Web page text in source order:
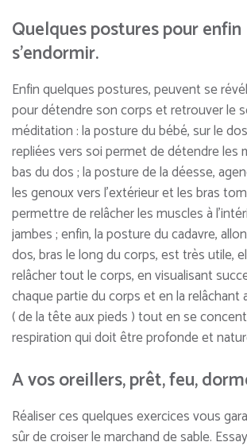
Quelques postures pour enfin
s’endormir.
Enfin quelques postures, peuvent se
pour détendre son corps et retrouver le
méditation : la posture du bébé, sur le
repliées vers soi permet de détendre les
bas du dos ; la posture de la déesse,
les genoux vers l’extérieur et les bras
permettre de relâcher les muscles à
jambes ; enfin, la posture du cadavre,
dos, bras le long du corps, est très utile,
relâcher tout le corps, en visualisant
chaque partie du corps et en la relâchant
( de la tête aux pieds ) tout en se
respiration qui doit être profonde et
A vos oreillers, prêt, feu,
Réaliser ces quelques exercices vous
sûr de croiser le marchand de sable.